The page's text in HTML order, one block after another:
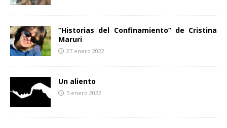
“Historias del Confinamiento” de Cristina
Maruri
27 enero 2022
Un aliento
5 enero 2022